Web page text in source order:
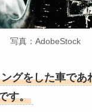
写真：AdobeStock
グをした車であ
す。